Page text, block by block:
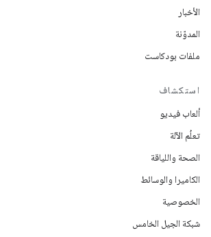
الأخبار
المدوّنة
ملفات بودكاست
استكشاف
ألعاب فيديو
تعلُم الآلة
الصحة واللياقة
الكاميرا والوسائط
الخصوصية
شبكة الجيل الخامس